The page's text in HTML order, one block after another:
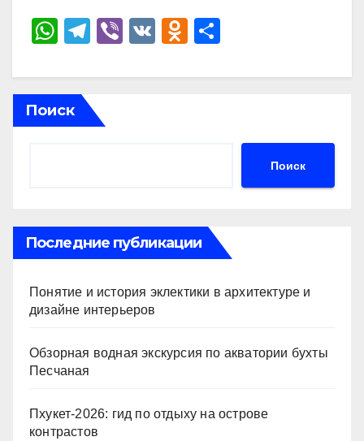
W
at
s
A
T
e
gr
a
Vi
er
V
O
n
ki
р
ть
Поиск
Поиск
Последние публикации
Понятие и история эклектики в архитектуре и
дизайне интерьеров
Обзорная водная экскурсия по акватории бухты
Песчаная
Пхукет-2026: гид по отдыху на острове
контрастов